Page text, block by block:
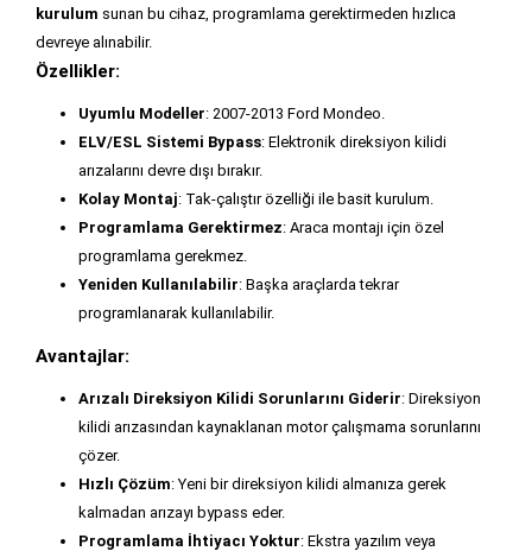
kurulum sunan bu cihaz, programlama gerektirmeden hızlıca
devreye alınabilir.
Özellikler:
Uyumlu Modeller: 2007-2013 Ford Mondeo.
ELV/ESL Sistemi Bypass: Elektronik direksiyon kilidi
arızalarını devre dışı bırakır.
Kolay Montaj: Tak-çalıştır özelliği ile basit kurulum.
Programlama Gerektirmez: Araca montajı için özel
programlama gerekmez.
Yeniden Kullanılabilir: Başka araçlarda tekrar
programlanarak kullanılabilir.
Avantajlar:
Arızalı Direksiyon Kilidi Sorunlarını Giderir: Direksiyon
kilidi arızasından kaynaklanan motor çalışmama sorunlarını
çözer.
Hızlı Çözüm: Yeni bir direksiyon kilidi almanıza gerek
kalmadan arızayı bypass eder.
Programlama İhtiyacı Yoktur: Ekstra yazılım veya